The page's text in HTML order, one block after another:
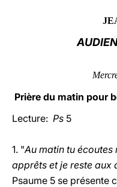
Prière du matin pour
Lecture: Ps 5
1. "Au matin tu
apprêts et je reste aux
Psaume 5 se présente